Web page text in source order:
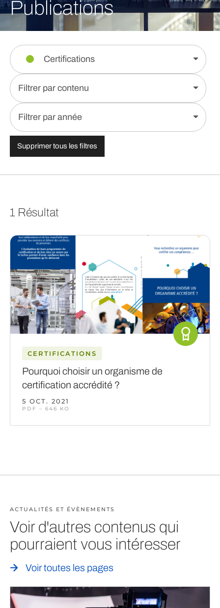
Publications
Certifications
Filtrer par contenu
Filtrer par année
Supprimer tous les filtres
1 Résultat
CERTIFICATIONS
Pourquoi choisir un organisme de
certification accrédité ?
5 OCT. 2021
PDF – 646 KO
ACTUALITÉS ET ÉVÈNEMENTS
Voir d'autres contenus qui
pourraient vous intéresser
Voir toutes les pages